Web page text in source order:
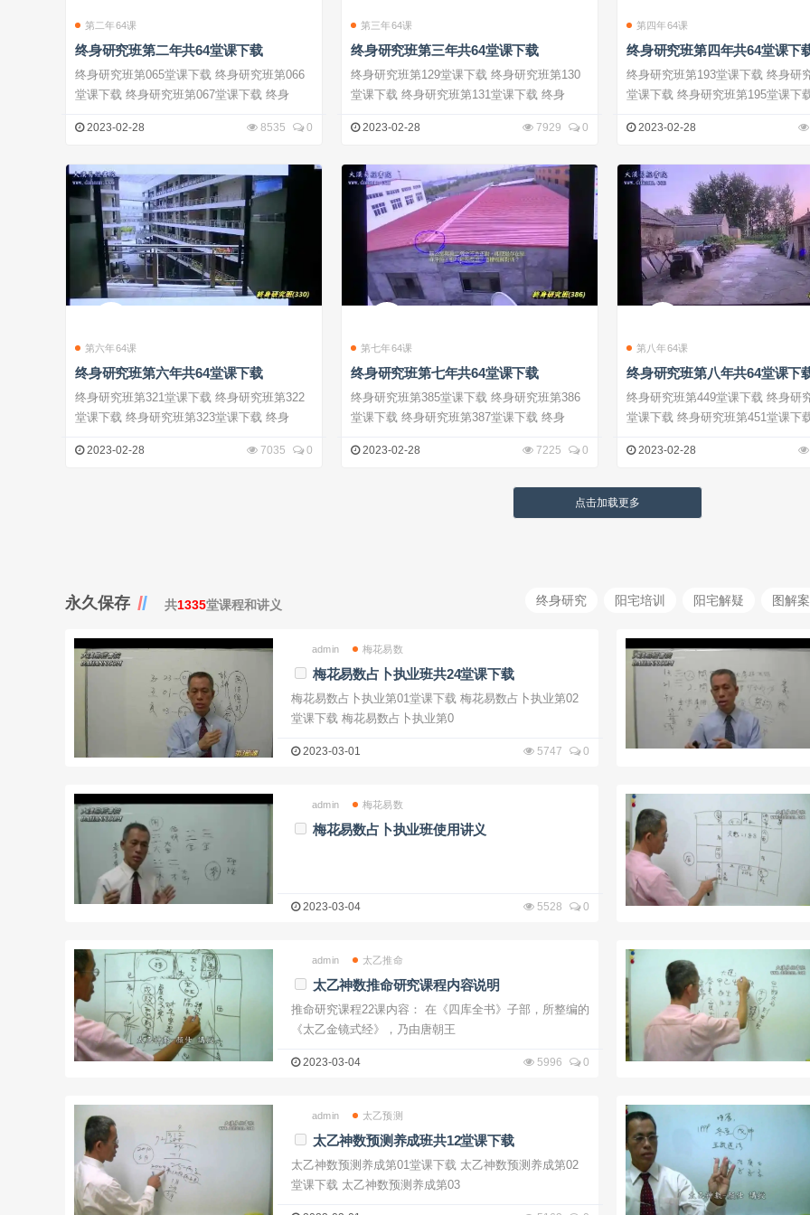
第二年64课
终身研究班第二年共64堂课下载
终身研究班第065堂课下载 终身研究班第066
堂课下载 终身研究班第067堂课下载 终身
2023-02-28 8535 0
第三年64课
终身研究班第三年共64堂课下载
终身研究班第129堂课下载 终身研究班第130
堂课下载 终身研究班第131堂课下载 终身
2023-02-28 7929 0
第四年64课
终身研究班第四年共64堂课下
终身研究班第193堂课下载 终身研究班第194
2023-02-28
第六年64课
终身研究班第六年共64堂课下载
终身研究班第321堂课下载 终身研究班第322
堂课下载 终身研究班第323堂课下载 终身
2023-02-28 7035 0
第七年64课
终身研究班第七年共64堂课下载
终身研究班第385堂课下载 终身研究班第386
堂课下载 终身研究班第387堂课下载 终身
2023-02-28 7225 0
第八年64课
终身研究班第八年共64堂课下
终身研究班第449堂课下载 终身研究班第450
2023-02-28
点击加载更多
永久保存 共1335堂课程和讲义 终身研究 阳宅培训 阳宅解疑 图解
admin 梅花易数
梅花易数占卜执业班共24堂课下载
梅花易数占卜执业第01堂课下载 梅花易数占卜执业第02
堂课下载 梅花易数占卜执业第0
2023-03-01 5747 0
admin 梅花易数
梅花易数占卜执业班使用讲义
2023-03-04 5528 0
admin 太乙推命
太乙神数推命研究课程内容说明
推命研究课程22课内容： 在《四库全书》子部，所整编的
《太乙金镜式经》，乃由唐朝王
2023-03-04 5996 0
admin 太乙预测
太乙神数预测养成班共12堂课下载
太乙神数预测养成第01堂课下载 太乙神数预测养成第02
堂课下载 太乙神数预测养成第03